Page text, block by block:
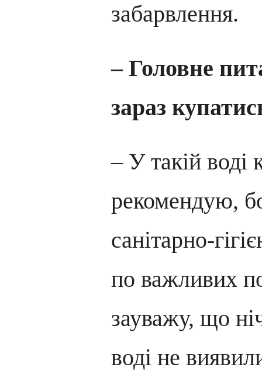
забарвлення.
– Головне
зараз
– У такій воді
рекомендую,
санітарно-
по важливих
зауважу, що
воді не